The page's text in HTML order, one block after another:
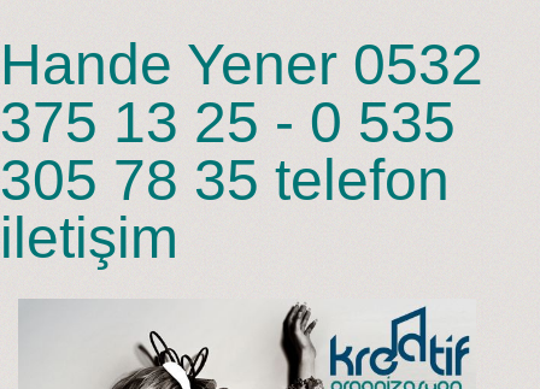
Hande Yener 0532
375 13 25 - 0 535
305 78 35 telefon
iletişim